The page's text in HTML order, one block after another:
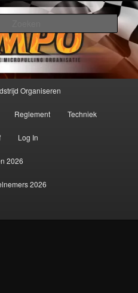
ter wereld!
Organiseren
Reglement Techniek
Log In
2026
2026